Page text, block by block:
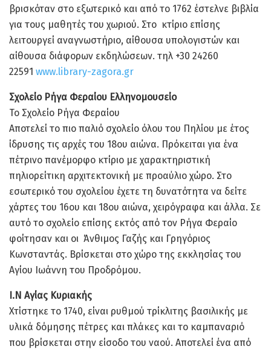
βρισκόταν στο εξωτερικό και από το 1762 έστελνε βιβλία
για τους μαθητές του χωριού. Στο κτίριο επίσης
λειτουργεί αναγνωστήριο, αίθουσα υπολογιστών και
αίθουσα διάφορων εκδηλώσεων. τηλ +30 24260
22591 www.library-zagora.gr
Σχολείο Ρήγα Φεραίου Ελληνομουσείο
Το Σχολείο Ρήγα Φεραίου
Αποτελεί το πιο παλιό σχολείο όλου του Πηλίου με έτος
ίδρυσης τις αρχές του 18ου αιώνα. Πρόκειται για ένα
πέτρινο πανέμορφο κτίριο με χαρακτηριστική
πηλιορείτικη αρχιτεκτονική με προαύλιο χώρο. Στο
εσωτερικό του σχολείου έχετε τη δυνατότητα να δείτε
χάρτες του 16ου και 18ου αιώνα, χειρόγραφα και άλλα. Σε
αυτό το σχολείο επίσης εκτός από τον Ρήγα Φεραίο
φοίτησαν και οι Άνθιμος Γαζής και Γρηγόριος
Κωνσταντάς. Βρίσκεται στο χώρο της εκκλησίας του
Αγίου Ιωάννη του Προδρόμου.
Ι.Ν Αγίας Κυριακής
Χτίστηκε το 1740, είναι ρυθμού τρίκλιτης βασιλικής με
υλικά δόμησης πέτρες και πλάκες και το καμπαναριό
που βρίσκεται στην είσοδο του ναού. Αποτελεί ένα από